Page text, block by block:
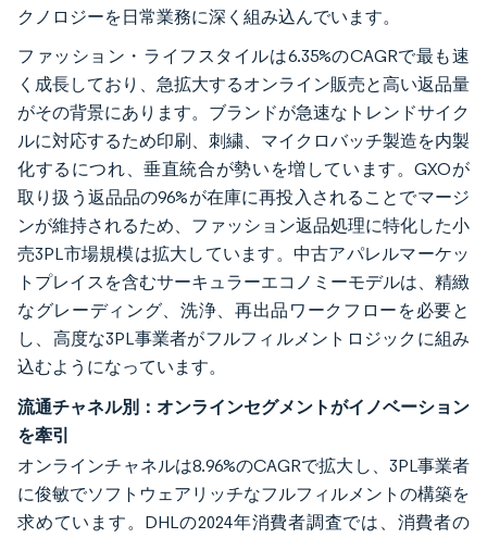
クノロジーを日常業務に深く組み込んでいます。
ファッション・ライフスタイルは6.35%のCAGRで最も速
く成長しており、急拡大するオンライン販売と高い返品量
がその背景にあります。ブランドが急速なトレンドサイク
ルに対応するため印刷、刺繍、マイクロバッチ製造を内製
化するにつれ、垂直統合が勢いを増しています。GXOが
取り扱う返品品の96%が在庫に再投入されることでマージ
ンが維持されるため、ファッション返品処理に特化した小
売3PL市場規模は拡大しています。中古アパレルマーケッ
トプレイスを含むサーキュラーエコノミーモデルは、精緻
なグレーディング、洗浄、再出品ワークフローを必要と
し、高度な3PL事業者がフルフィルメントロジックに組み
込むようになっています。
流通チャネル別：オンラインセグメントがイノベーション
を牽引
オンラインチャネルは8.96%のCAGRで拡大し、3PL事業者
に俊敏でソフトウェアリッチなフルフィルメントの構築を
求めています。DHLの2024年消費者調査では、消費者の